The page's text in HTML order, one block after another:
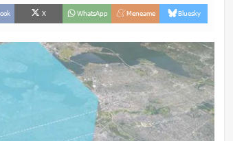
X WhatsApp Meneame Bluesky